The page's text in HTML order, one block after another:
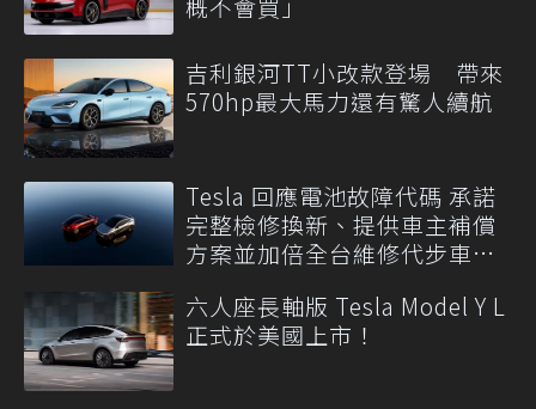
吉利銀河TT小改款登場 帶來
570hp最大馬力還有驚人續航
Tesla 回應電池故障代碼 承諾
完整檢修換新、提供車主補償
方案並加倍全台維修代步車數
六人座長軸版 Tesla Model Y L
正式於美國上市！